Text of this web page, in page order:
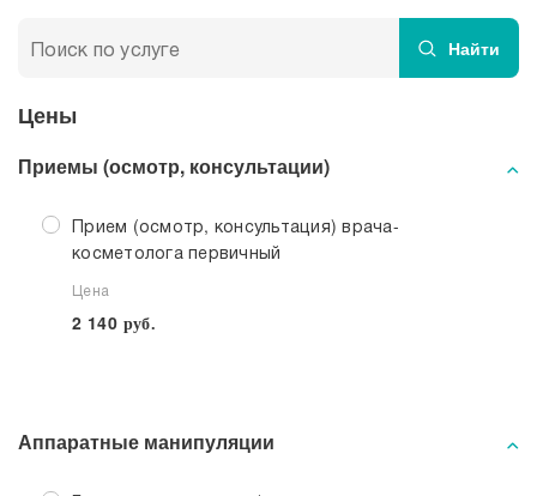
в МЕДСИ-Промедицина
Найти
Цены
Приемы (осмотр, консультации)
Прием (осмотр, консультация) врача-
косметолога первичный
Цена
2 140 руб.
Аппаратные манипуляции